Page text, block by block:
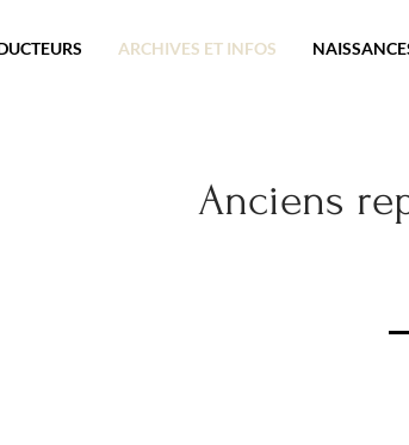
ARCHIVES ET INFOS
Anciens